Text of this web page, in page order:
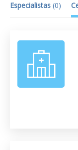
Especialistas (0)